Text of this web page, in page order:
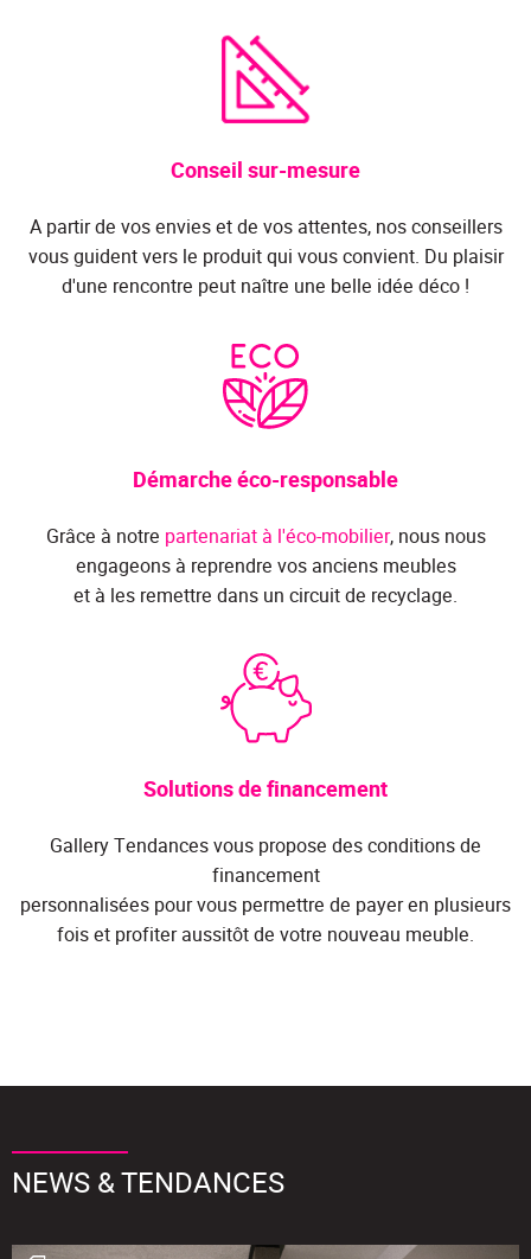
Conseil sur-mesure
A partir de vos envies et de vos attentes, nos conseillers
vous guident vers le produit qui vous convient. Du plaisir
d'une rencontre peut naître une belle idée déco !
Démarche éco-responsable
Grâce à notre partenariat à l'éco-mobilier, nous nous
engageons à reprendre vos anciens meubles
et à les remettre dans un circuit de recyclage.
Solutions de financement
Gallery Tendances vous propose des conditions de
financement
personnalisées pour vous permettre de payer en plusieurs
fois et profiter aussitôt de votre nouveau meuble.
NEWS & TENDANCES